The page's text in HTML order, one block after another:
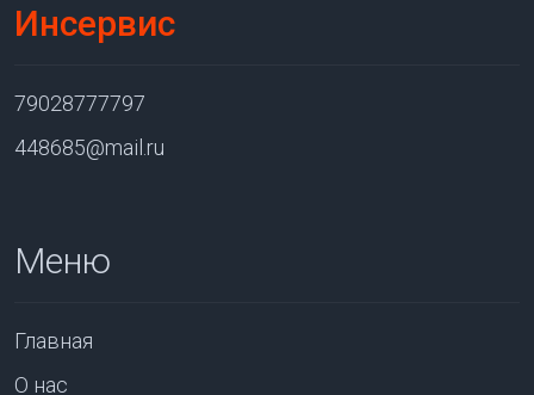
Инсервис
79028777797
448685@mail.ru
Меню
Главная
О нас